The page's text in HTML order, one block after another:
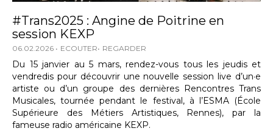
#Trans2025 : Angine de Poitrine en
session KEXP
06.02.2026 ECOUTER REGARDER
Du 15 janvier au 5 mars, rendez-vous tous les jeudis et
vendredis pour découvrir une nouvelle session live d’un·e
artiste ou d’un groupe des dernières Rencontres Trans
Musicales, tournée pendant le festival, à l’ESMA (École
Supérieure des Métiers Artistiques, Rennes), par la
fameuse radio américaine KEXP.